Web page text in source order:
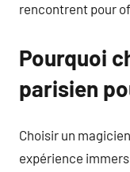
rencontrent pour
Pourquoi
parisien
Choisir un
expérience